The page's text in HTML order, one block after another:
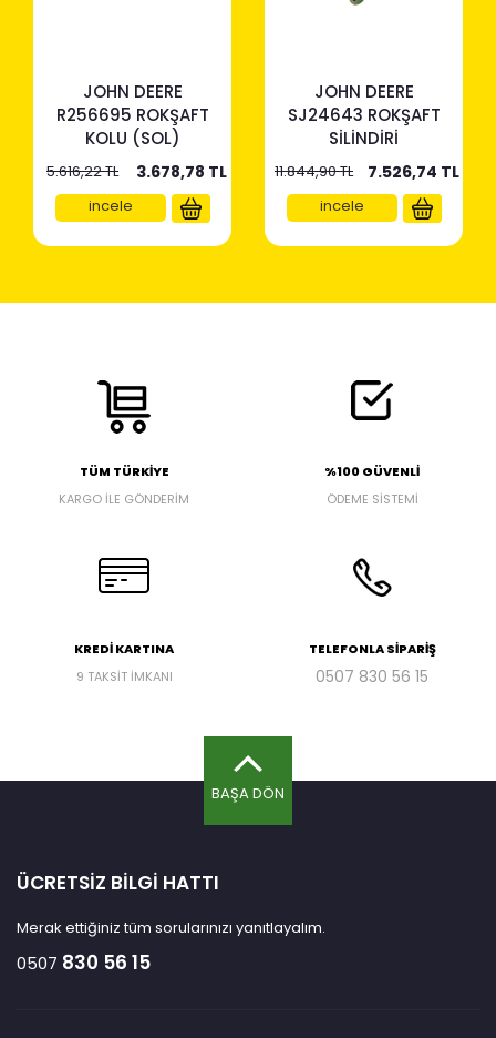
JOHN DEERE
R256695 ROKŞAFT
KOLU (SOL)
5.616,22 TL 3.678,78 TL
incele
JOHN DEERE
SJ24643 ROKŞAFT
SİLİNDİRİ
11.844,90 TL 7.526,74 TL
incele
TÜM TÜRKİYE
KARGO İLE GÖNDERİM
%100 GÜVENLİ
ÖDEME SİSTEMİ
KREDİ KARTINA
9 TAKSİT İMKANI
TELEFONLA SİPARİŞ
0507 830 56 15
BAŞA DÖN
ÜCRETSİZ BİLGİ HATTI
Merak ettiğiniz tüm sorularınızı yanıtlayalım.
0507 830 56 15